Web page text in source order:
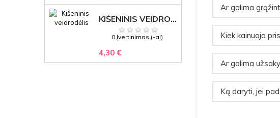
KIŠENINIS VEIDRODĖLIS
0 Įvertinimas (-ai)
4,30 €
Ar galima
Kiek kainuoja
Ar galima
Ką daryti, jei